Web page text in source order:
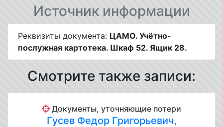
Источник информации
Реквизиты документа: ЦАМО. Учётно-
послужная картотека. Шкаф 52. Ящик 28.
Смотрите также записи:
Документы, уточняющие потери
Гусев Федор Григорьевич,